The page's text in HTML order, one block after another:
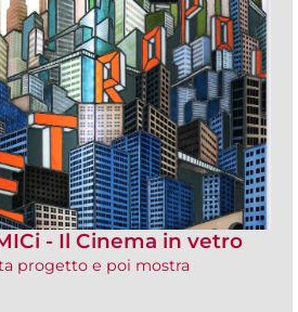
- Il Cinema in vetro
progetto e poi mostra